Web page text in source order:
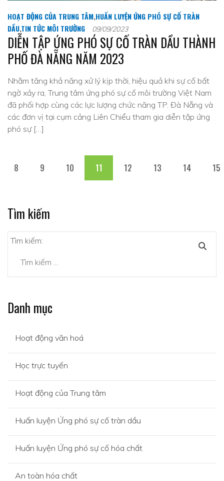
HOẠT ĐỘNG CỦA TRUNG TÂM,HUẤN LUYỆN ỨNG PHÓ SỰ CỐ TRÀN
DẦU,TIN TỨC MÔI TRƯỜNG 09/09/2023
DIỄN TẬP ỨNG PHÓ SỰ CỐ TRÀN DẦU THÀNH
PHỐ ĐÀ NẴNG NĂM 2023
Nhằm tăng khả năng xử lý kịp thời, hiệu quả khi sự cố bất
ngờ xảy ra, Trung tâm ứng phó sự cố môi trường Việt Nam
đã phối hợp cùng các lực lượng chức năng TP. Đà Nẵng và
các đơn vị tại cụm cảng Liên Chiểu tham gia diễn tập ứng
phó sự […]
8 9 10 11 12 13 14 15
Tìm kiếm
Tìm kiếm:
Danh mục
Hoạt động văn hoá
Học trực tuyến
Hoạt động của Trung tâm
Huấn luyện Ứng phó sự cố tràn dầu
Huấn luyện Ứng phó sự cố hóa chất
An toàn hóa chất